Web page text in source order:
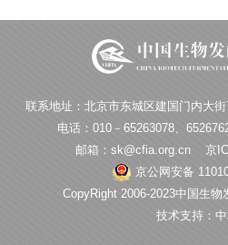
联系地址：北京市东城区建国门内大
电话：010－65263078、
邮箱：sk@cfia.org.cn
京
京公网安备
CopyRight 2006-2023中国生
技术支持：